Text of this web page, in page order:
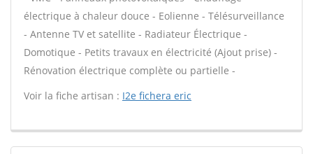
électrique à chaleur douce - Eolienne - Télésurveillance
- Antenne TV et satellite - Radiateur Électrique -
Domotique - Petits travaux en électricité (Ajout prise) -
Rénovation électrique complète ou partielle -
Voir la fiche artisan : I2e fichera eric